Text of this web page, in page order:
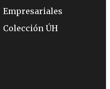
Empresariales
Colección ÚH